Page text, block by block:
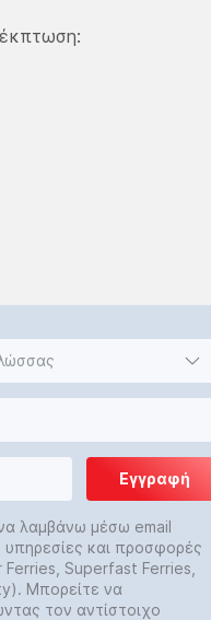
Εγγραφή
λαμβάνω μέσω email
υπηρεσίες και προσφορές
Superfast Ferries,
Μπορείτε να
τον αντίστοιχο